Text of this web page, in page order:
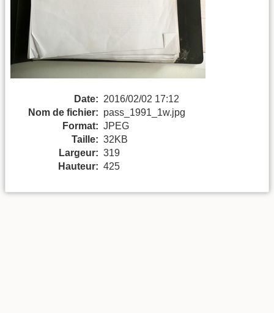
Date: 2016/02/02 17:12
Nom de fichier: pass_1991_1w.jpg
Format: JPEG
Taille: 32KB
Largeur: 319
Hauteur: 425